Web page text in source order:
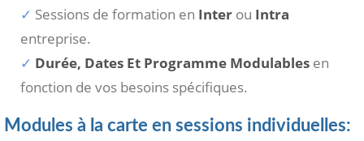
Sessions de formation en Inter ou Intra
entreprise.
Durée, Dates Et Programme Modulables en
fonction de vos besoins spécifiques.
Modules à la carte en sessions individuelles: